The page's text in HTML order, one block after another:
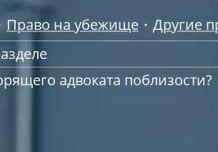
Право на убежище
Другие
адвоката поблизости?